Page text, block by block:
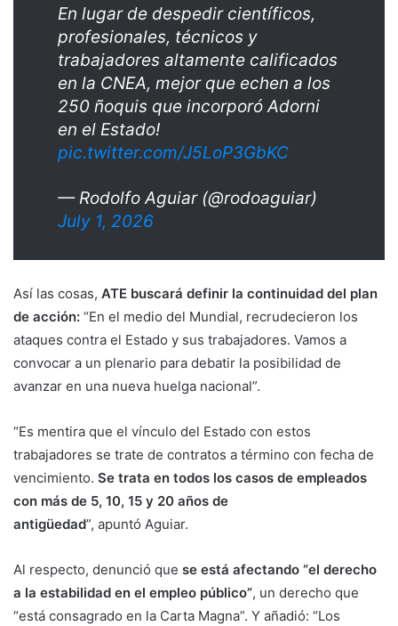
En lugar de despedir científicos,
profesionales, técnicos y
trabajadores altamente calificados
en la CNEA, mejor que echen a los
250 ñoquis que incorporó Adorni
en el Estado!
pic.twitter.com/J5LoP3GbKC
— Rodolfo Aguiar (@rodoaguiar)
July 1, 2026
Así las cosas, ATE buscará definir la continuidad del plan
de acción: “En el medio del Mundial, recrudecieron los
ataques contra el Estado y sus trabajadores. Vamos a
convocar a un plenario para debatir la posibilidad de
avanzar en una nueva huelga nacional”.
“Es mentira que el vínculo del Estado con estos
trabajadores se trate de contratos a término con fecha de
vencimiento. Se trata en todos los casos de empleados
con más de 5, 10, 15 y 20 años de
antigüedad”, apuntó Aguiar.
Al respecto, denunció que se está afectando “el derecho
a la estabilidad en el empleo público”, un derecho que
“está consagrado en la Carta Magna”. Y añadió: “Los